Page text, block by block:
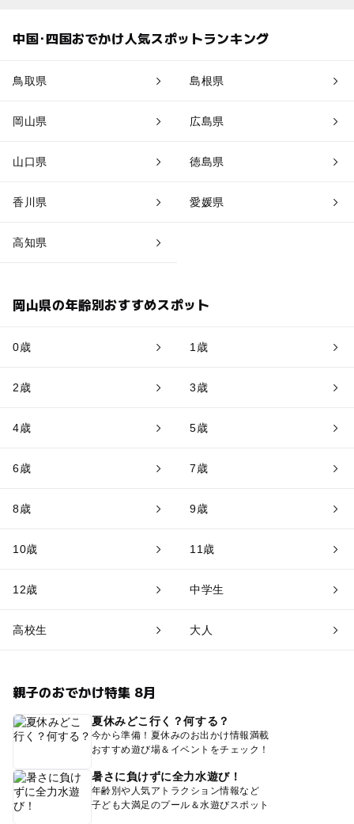
中国･四国おでかけ人気スポットランキング
鳥取県 島根県
岡山県 広島県
山口県 徳島県
香川県 愛媛県
高知県
岡山県の年齢別おすすめスポット
0歳 1歳
2歳 3歳
4歳 5歳
6歳 7歳
8歳 9歳
10歳 11歳
12歳 中学生
高校生 大人
親子のおでかけ特集 8月
夏休みどこ行く？何する？
今から準備！夏休みのお出かけ情報満載
おすすめ遊び場＆イベントをチェック！
暑さに負けずに全力水遊び！
年齢別や人気アトラクション情報など
子ども大満足のプール＆水遊びスポット